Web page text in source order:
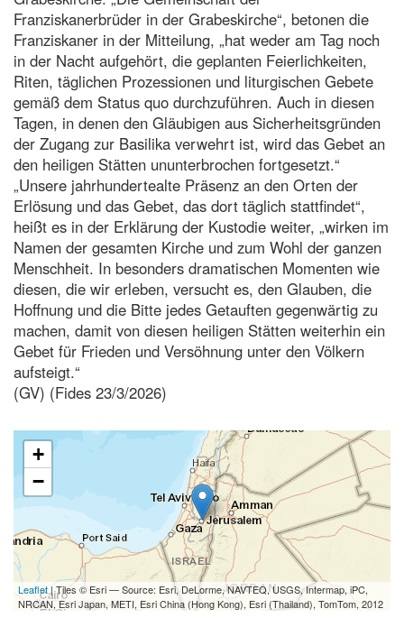
Franziskanerbrüder in der Grabeskirche“, betonen die
Franziskaner in der Mitteilung, „hat weder am Tag noch
in der Nacht aufgehört, die geplanten Feierlichkeiten,
Riten, täglichen Prozessionen und liturgischen Gebete
gemäß dem Status quo durchzuführen. Auch in diesen
Tagen, in denen den Gläubigen aus Sicherheitsgründen
der Zugang zur Basilika verwehrt ist, wird das Gebet an
den heiligen Stätten ununterbrochen fortgesetzt.“
„Unsere jahrhundertealte Präsenz an den Orten der
Erlösung und das Gebet, das dort täglich stattfindet“,
heißt es in der Erklärung der Kustodie weiter, „wirken im
Namen der gesamten Kirche und zum Wohl der ganzen
Menschheit. In besonders dramatischen Momenten wie
diesen, die wir erleben, versucht es, den Glauben, die
Hoffnung und die Bitte jedes Getauften gegenwärtig zu
machen, damit von diesen heiligen Stätten weiterhin ein
Gebet für Frieden und Versöhnung unter den Völkern
aufsteigt.“
(GV) (Fides 23/3/2026)
+
−
Leaflet | Tiles © Esri — Source: Esri, DeLorme, NAVTEQ, USGS, Intermap, iPC,
NRCAN, Esri Japan, METI, Esri China (Hong Kong), Esri (Thailand), TomTom, 2012